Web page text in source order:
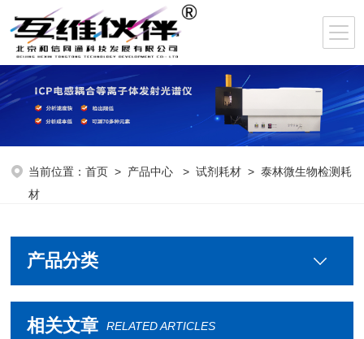
当前位置：首页 > 产品中心 >试剂耗材 >泰林微生物检测耗
材
产品分类
相关文章 RELATED ARTICLES